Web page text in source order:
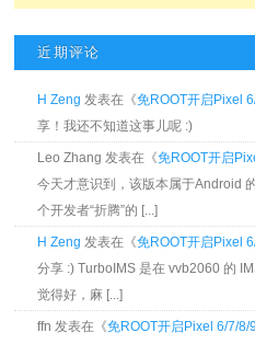
近期评论
H Zeng 发表在《免ROOT开启Pixel
享！我还不知道这事儿呢 :)
Leo Zhang 发表在《免ROOT开启
今天才意识到，该版本属于Android
个开发者“折腾”的 [...]
H Zeng 发表在《免ROOT开启Pixel
分享 :) TurboIMS 是在 vvb2060 的
觉得好，麻 [...]
ffn 发表在《免ROOT开启Pixel 6/7/8/